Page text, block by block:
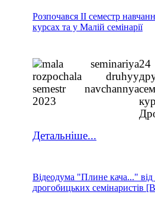
Розпочався ІІ семестр
курсах та у Малій семінарії
24
Детальніше...
Відеодума "Плине кача..." від
дрогобицьких семінаристів